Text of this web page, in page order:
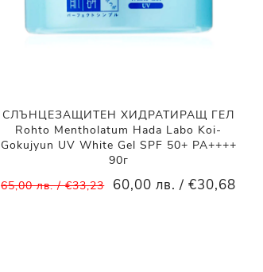
СЛЪНЦЕЗАЩИТЕН ХИДРАТИРАЩ ГЕЛ
Rohto Mentholatum Hada Labo Koi-
Gokujyun UV White Gel SPF 50+ PA++++
90г
65,00 лв. / €33,23
60,00 лв. / €30,68